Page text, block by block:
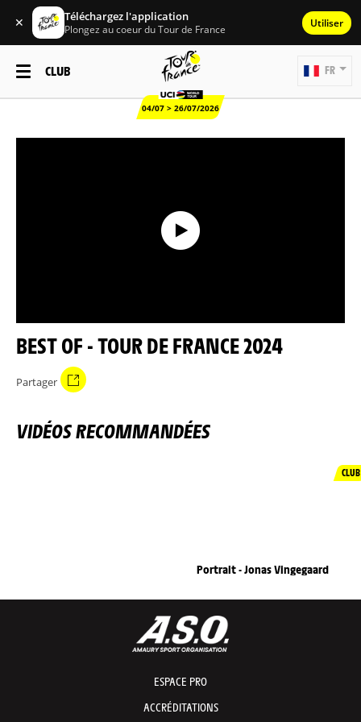
✕ Téléchargez l'application
Plongez au coeur du Tour de France Utiliser
CLUB
04/07 > 26/07/2026
FR
BEST OF - TOUR DE FRANCE 2024
Partager
VIDÉOS RECOMMANDÉES
CLUB
Portrait - Jonas Vingegaard
ESPACE PRO
ACCRÉDITATIONS